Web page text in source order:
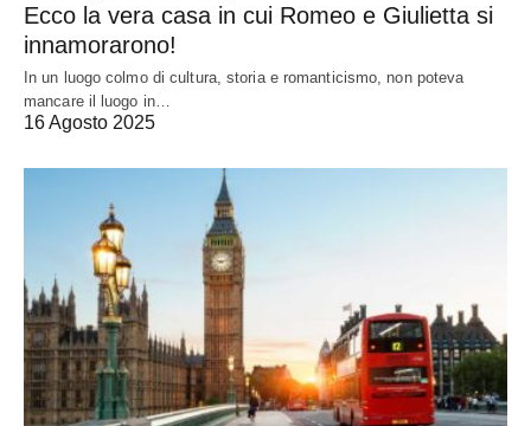
Ecco la vera casa in cui Romeo e Giulietta si
innamorarono!
In un luogo colmo di cultura, storia e romanticismo, non poteva
mancare il luogo in…
16 Agosto 2025